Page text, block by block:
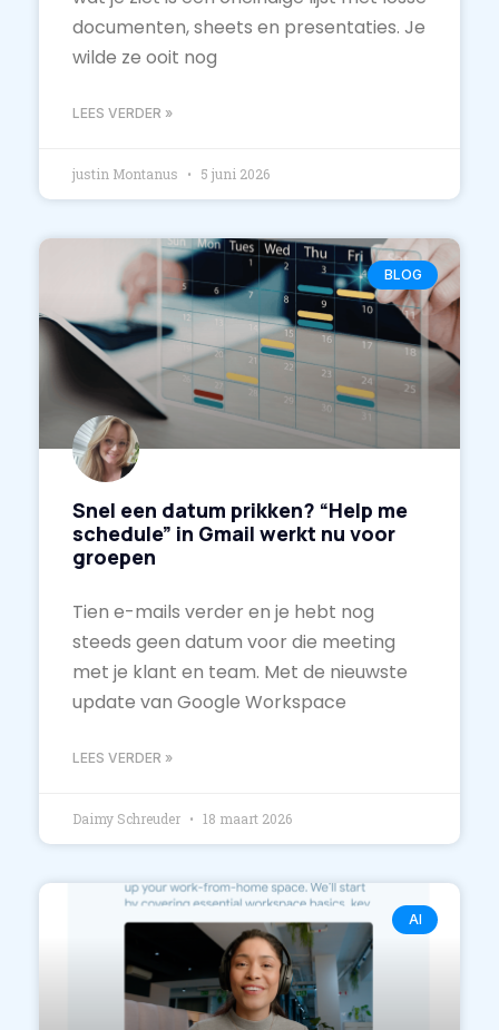
documenten, sheets en presentaties. Je
wilde ze ooit nog
LEES VERDER »
justin Montanus 5 juni 2026
BLOG
Snel een datum prikken? “Help me
schedule” in Gmail werkt nu voor
groepen
Tien e-mails verder en je hebt nog
steeds geen datum voor die meeting
met je klant en team. Met de nieuwste
update van Google Workspace
LEES VERDER »
Daimy Schreuder 18 maart 2026
AI